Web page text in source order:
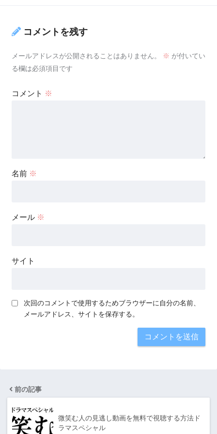
コメントを残す
メールアドレスが公開されることはありません。 ※ が付いてい
る欄は必須項目です
コメント ※
名前 ※
メール ※
サイト
次回のコメントで使用するためブラウザーに自分の名前、
メールアドレス、サイトを保存する。
前の記事
微笑む人の見逃し動画を無料で視聴する方法ド
ラマスペシャル